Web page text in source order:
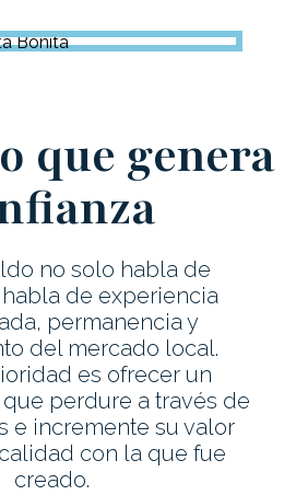
que genera
no solo habla de
de experiencia
permanencia y
del mercado local.
es ofrecer un
perdure a través de
e incremente su valor
con la que fue
creado.